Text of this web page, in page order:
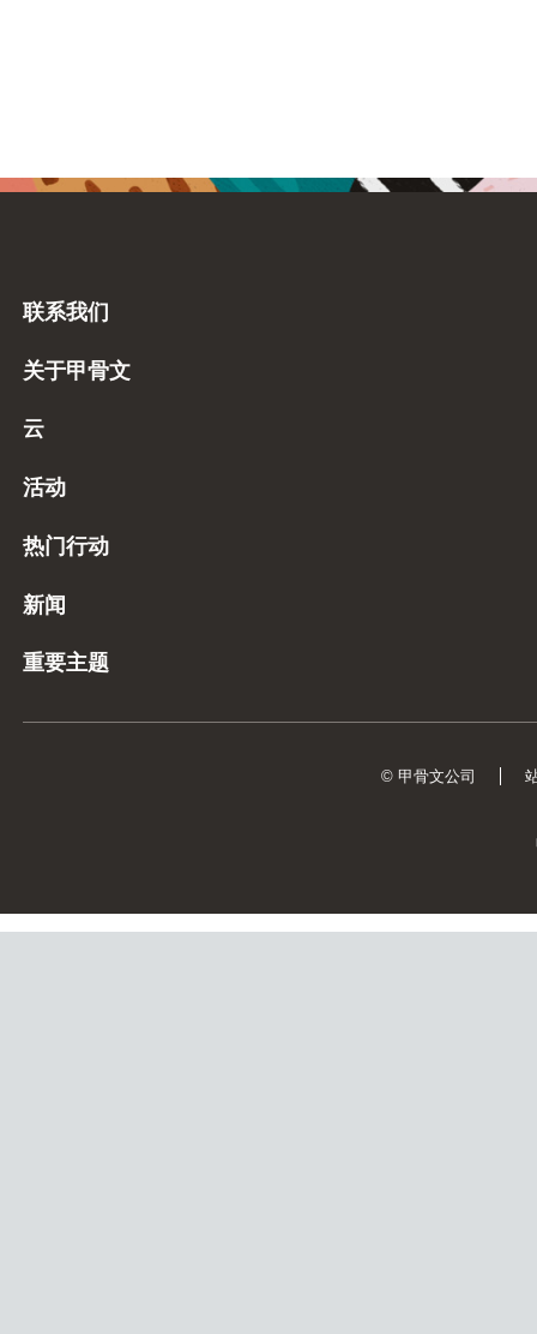
联系我们
关于甲骨文
云
活动
热门行动
新闻
重要主题
© 甲骨文公司